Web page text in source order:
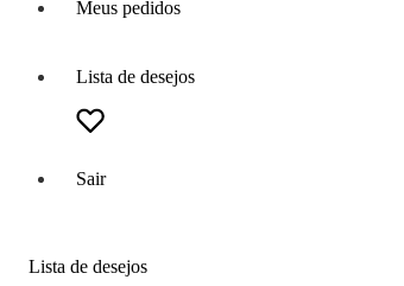
Meus pedidos
Lista de desejos
Sair
Lista de desejos